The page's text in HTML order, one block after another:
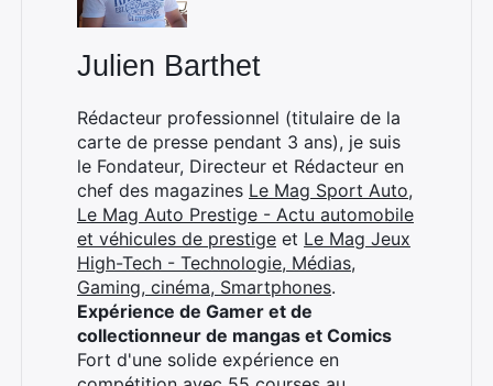
Julien Barthet
Rédacteur professionnel (titulaire de la
carte de presse pendant 3 ans), je suis
le Fondateur, Directeur et Rédacteur en
chef des magazines Le Mag Sport Auto,
Le Mag Auto Prestige - Actu automobile
et véhicules de prestige et Le Mag Jeux
High-Tech - Technologie, Médias,
Gaming, cinéma, Smartphones.
Expérience de Gamer et de
collectionneur de mangas et Comics
Fort d'une solide expérience en